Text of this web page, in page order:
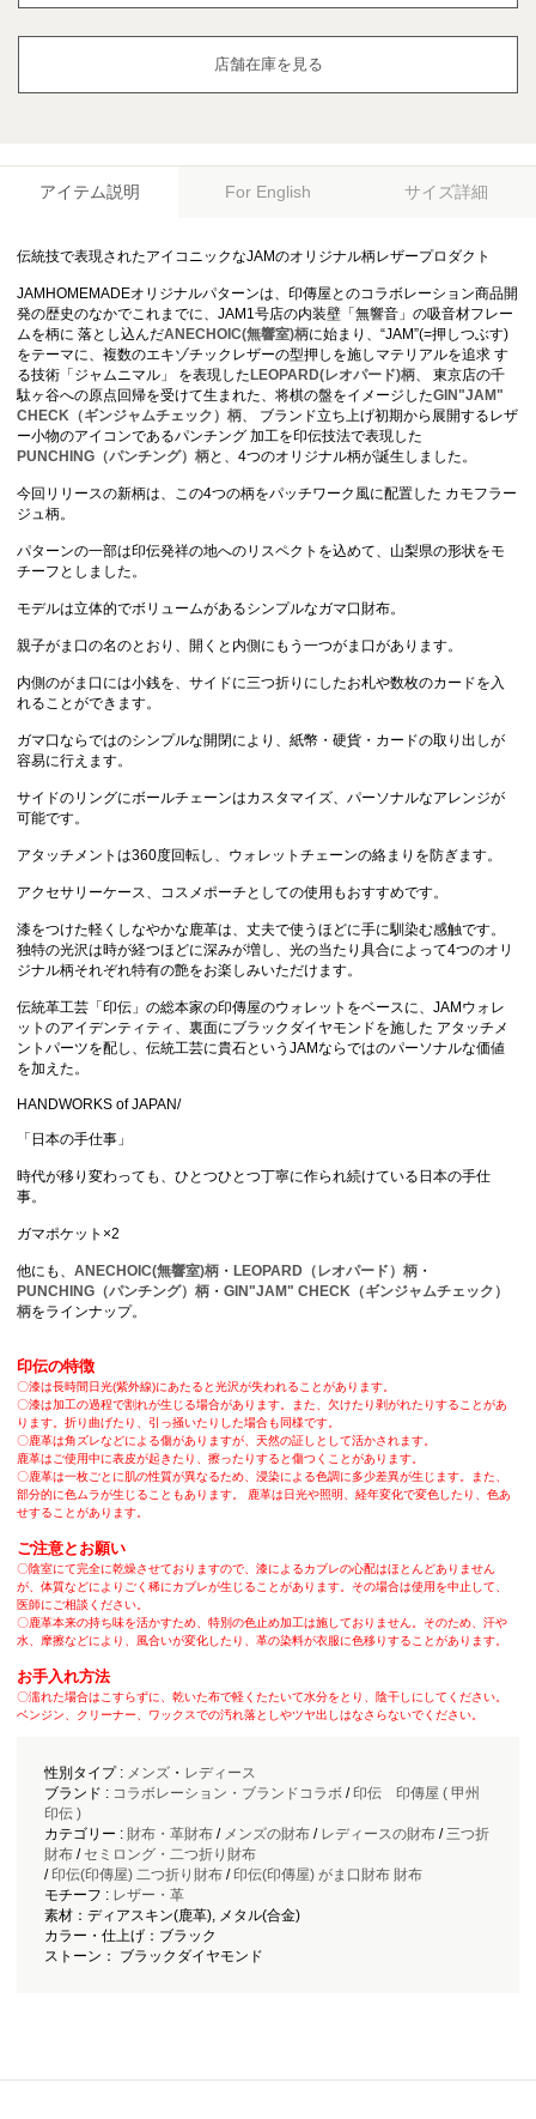
店舗在庫を見る
アイテム説明 For English サイズ詳細
伝統技で表現されたアイコニックなJAMのオリジナル柄レザープロダクト
JAMHOMEMADEオリジナルパターンは、印傳屋とのコラボレーション商品開
発の歴史のなかでこれまでに、JAM1号店の内装壁「無響音」の吸音材フレー
ムを柄に 落とし込んだANECHOIC(無響室)柄に始まり、“JAM”(=押しつぶす)
をテーマに、複数のエキゾチックレザーの型押しを施しマテリアルを追求 す
る技術「ジャムニマル」 を表現したLEOPARD(レオパード)柄 、 東京店の千
駄ヶ谷への原点回帰を受けて生まれた、将棋の盤をイメージしたGIN"JAM"
CHECK（ギンジャムチェック）柄 、 ブランド立ち上げ初期から展開するレザ
ー小物のアイコンであるパンチング 加工を印伝技法で表現した
PUNCHING（パンチング）柄と、4つのオリジナル柄が誕生しました。
今回リリースの新柄は、この4つの柄をパッチワーク風に配置した カモフラー
ジュ柄。
パターンの一部は印伝発祥の地へのリスペクトを込めて、山梨県の形状をモ
チーフとしました。
モデルは立体的でボリュームがあるシンプルなガマ口財布。
親子がま口の名のとおり、開くと内側にもう一つがま口があります。
内側のがま口には小銭を、サイドに三つ折りにしたお札や数枚のカードを入
れることができます。
ガマ口ならではのシンプルな開閉により、紙幣・硬貨・カードの取り出しが
容易に行えます。
サイドのリングにボールチェーンはカスタマイズ、パーソナルなアレンジが
可能です。
アタッチメントは360度回転し、ウォレットチェーンの絡まりを防ぎます。
アクセサリーケース、コスメポーチとしての使用もおすすめです。
漆をつけた軽くしなやかな鹿革は、丈夫で使うほどに手に馴染む感触です。
独特の光沢は時が経つほどに深みが増し、光の当たり具合によって4つのオリ
ジナル柄それぞれ特有の艶をお楽しみいただけます。
伝統革工芸「印伝」の総本家の印傳屋のウォレットをベースに、JAMウォレ
ットのアイデンティティ、裏面にブラックダイヤモンドを施した アタッチメ
ントパーツを配し、伝統工芸に貴石というJAMならではのパーソナルな価値
を加えた。
HANDWORKS of JAPAN/
「日本の手仕事」
時代が移り変わっても、ひとつひとつ丁寧に作られ続けている日本の手仕
事。
ガマポケット×2
他にも、ANECHOIC(無響室)柄 ・LEOPARD（レオパード）柄 ・
PUNCHING（パンチング）柄 ・GIN"JAM" CHECK（ギンジャムチェック）
柄をラインナップ。
印伝の特徴
〇漆は長時間日光(紫外線)にあたると光沢が失われることがあります。
〇漆は加工の過程で割れが生じる場合があります。また、欠けたり剥がれたりすることがあ
ります。折り曲げたり、引っ掻いたりした場合も同様です。
〇鹿革は角ズレなどによる傷がありますが、天然の証しとして活かされます。
鹿革はご使用中に表皮が起きたり、擦ったりすると傷つくことがあります。
〇鹿革は一枚ごとに肌の性質が異なるため、浸染による色調に多少差異が生じます。また、
部分的に色ムラが生じることもあります。 鹿革は日光や照明、経年変化で変色したり、色あ
せすることがあります。
ご注意とお願い
〇陰室にて完全に乾燥させておりますので、漆によるカブレの心配はほとんどありません
が、体質などによりごく稀にカブレが生じることがあります。その場合は使用を中止して、
医師にご相談ください。
〇鹿革本来の持ち味を活かすため、特別の色止め加工は施しておりません。そのため、汗や
水、摩擦などにより、風合いが変化したり、革の染料が衣服に色移りすることがあります。
お手入れ方法
〇濡れた場合はこすらずに、乾いた布で軽くたたいて水分をとり、陰干しにしてください。
ベンジン、クリーナー、ワックスでの汚れ落としやツヤ出しはなさらないでください。
性別タイプ : メンズ・ レディース
ブランド : コラボレーション・ブランドコラボ/ 印伝 印傳屋 ( 甲州
印伝 )
カテゴリー : 財布・革財布/ メンズの財布/ レディースの財布/三つ折
財布/ セミロング・二つ折り財布
/ 印伝(印傳屋) 二つ折り財布/ 印伝(印傳屋) がま口財布 財布
モチーフ : レザー・革
素材：ディアスキン(鹿革), メタル(合金)
カラー・仕上げ：ブラック
ストーン： ブラックダイヤモンド